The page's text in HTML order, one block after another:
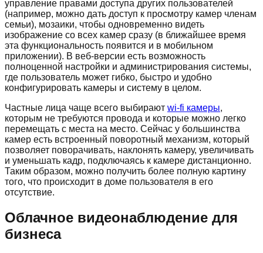
управление правами доступа других пользователей
(например, можно дать доступ к просмотру камер членам
семьи), мозаики, чтобы одновременно видеть
изображение со всех камер сразу (в ближайшее время
эта функциональность появится и в мобильном
приложении). В веб-версии есть возможность
полноценной настройки и администрирования системы,
где пользователь может гибко, быстро и удобно
конфигурировать камеры и систему в целом.
Частные лица чаще всего выбирают wi-fi камеры,
которым не требуются провода и которые можно легко
перемещать с места на место. Сейчас у большинства
камер есть встроенный поворотный механизм, который
позволяет поворачивать, наклонять камеру, увеличивать
и уменьшать кадр, подключаясь к камере дистанционно.
Таким образом, можно получить более полную картину
того, что происходит в доме пользователя в его
отсутствие.
Облачное видеонаблюдение для
бизнеса